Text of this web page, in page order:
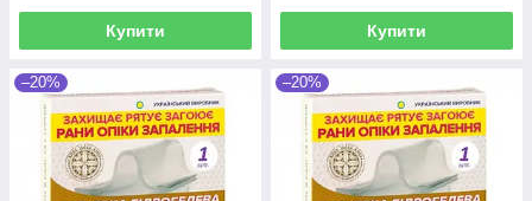
Купити Купити
–20% –20%